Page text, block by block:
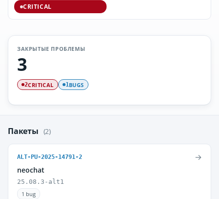
CRITICAL
ЗАКРЫТЫЕ ПРОБЛЕМЫ
3
2CRITICAL 1BUGS
Пакеты (2)
ALT-PU-2025-14791-2
neochat
25.08.3-alt1
1 bug
→